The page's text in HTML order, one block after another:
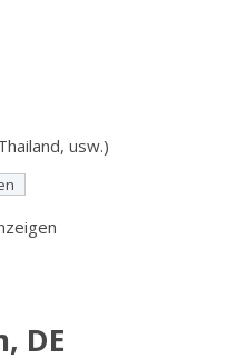
usw.)
DE